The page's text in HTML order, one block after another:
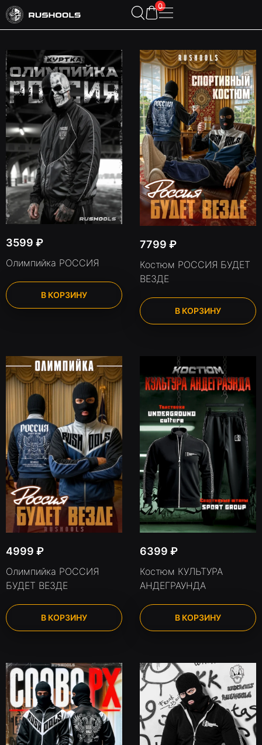
0
3599 ₽
Олимпийка РОССИЯ
В КОРЗИНУ
7799 ₽
Костюм РОССИЯ БУДЕТ
ВЕЗДЕ
В КОРЗИНУ
4999 ₽
Олимпийка РОССИЯ
БУДЕТ ВЕЗДЕ
В КОРЗИНУ
6399 ₽
Костюм КУЛЬТУРА
АНДЕГРАУНДА
В КОРЗИНУ